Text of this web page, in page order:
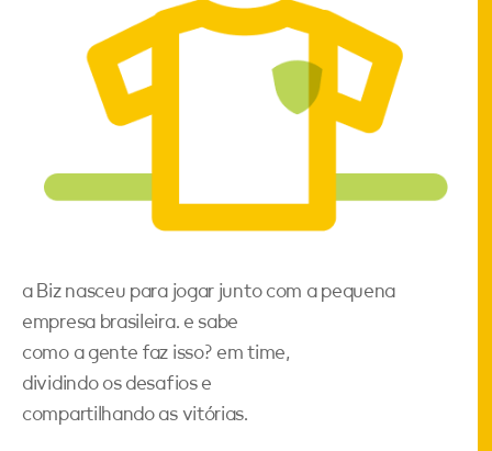
a Biz nasceu para jogar junto com a pequena
empresa brasileira. e sabe
como a gente faz isso? em time,
dividindo os desafios e
compartilhando as vitórias.